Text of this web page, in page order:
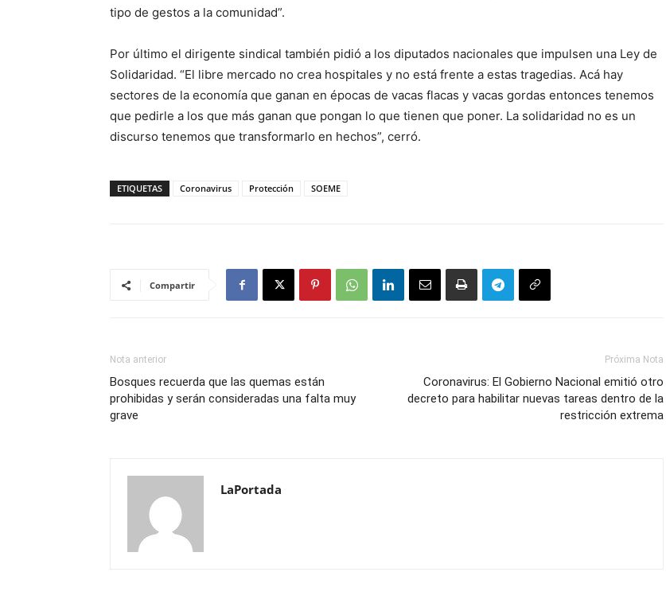
tipo de gestos a la comunidad”.
Por último el dirigente sindical también pidió a los diputados nacionales que impulsen una Ley de
Solidaridad. “El libre mercado no crea hospitales y no está frente a estas tragedias. Acá hay
sectores de la economía que ganan en épocas de vacas flacas y vacas gordas entonces tenemos
que pedirle a los que más ganan que pongan lo que tienen que poner. La solidaridad no es un
discurso tenemos que transformarlo en hechos”, cerró.
ETIQUETAS Coronavirus Protección SOEME
Compartir
Nota anterior
Bosques recuerda que las quemas están
prohibidas y serán consideradas una falta muy
grave
Próxima Nota
Coronavirus: El Gobierno Nacional emitió otro
decreto para habilitar nuevas tareas dentro de la
restricción extrema
LaPortada